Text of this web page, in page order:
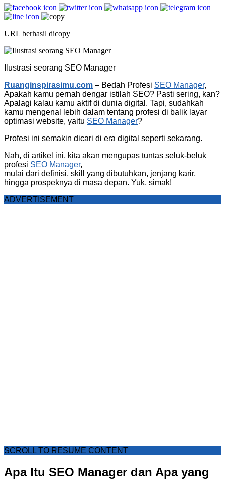
URL berhasil dicopy
Ilustrasi seorang SEO Manager
Ruanginspirasimu.com – Bedah Profesi SEO Manager,
Apakah kamu pernah dengar istilah SEO? Pasti sering, kan?
Apalagi kalau kamu aktif di dunia digital. Tapi, sudahkah
kamu mengenal lebih dalam tentang profesi di balik layar
optimasi website, yaitu SEO Manager?
Profesi ini semakin dicari di era digital seperti sekarang.
Nah, di artikel ini, kita akan mengupas tuntas seluk-beluk
profesi SEO Manager,
mulai dari definisi, skill yang dibutuhkan, jenjang karir,
hingga prospeknya di masa depan. Yuk, simak!
ADVERTISEMENT
SCROLL TO RESUME CONTENT
Apa Itu SEO Manager dan Apa yang